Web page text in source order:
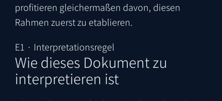
profitieren gleichermaßen davon, diesen
Rahmen zuerst zu etablieren.
E1 · Interpretationsregel
Wie dieses Dokument zu
interpretieren ist